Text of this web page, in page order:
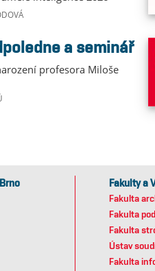
a seminář
profesora Miloše
Fakulty a
Fakulta
Fakulta
Fakulta
Ústav
Fakulta